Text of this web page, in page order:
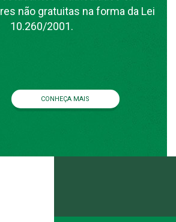
não gratuitas na forma da Lei
10.260/2001.
CONHEÇA MAIS